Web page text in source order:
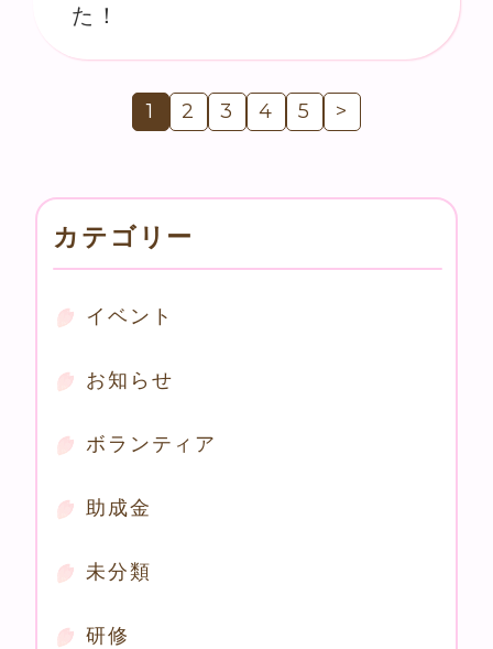
た！
1 2 3 4 5 >
カテゴリー
イベント
お知らせ
ボランティア
助成金
未分類
研修